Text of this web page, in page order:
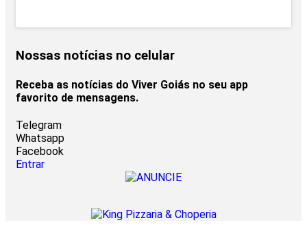
Nossas notícias no celular
Receba as notícias do Viver Goiás no seu app
favorito de mensagens.
Telegram
Whatsapp
Facebook
Entrar